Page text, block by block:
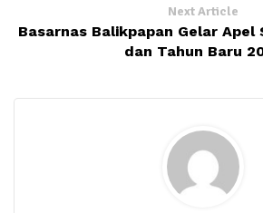
Next Article
Basarnas Balikpapan Gelar Apel
dan Tahun Baru